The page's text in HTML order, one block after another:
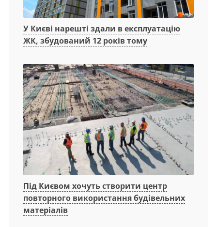
У Києві нарешті здали в експлуатацію
ЖК, збудований 12 років тому
Під Києвом хочуть створити центр
повторного використання будівельних
матеріалів